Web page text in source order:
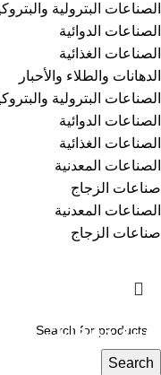
الصناعات البترولية
الصناعات الدوائية
الصناعات الغذائية
⁠الدهانات والطلاء والأحبار
الصناعات البترولية
الصناعات الدوائية
الصناعات الغذائية
الصناعات المعدنية
صناعات الزجاج
الصناعات المعدنية
صناعات الزجاج
Search
وبيع منتجاتك